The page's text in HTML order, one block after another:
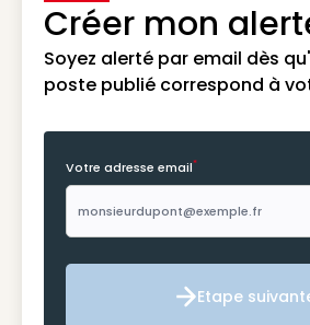
Créer mon
Soyez alerté par email dès
poste publié correspond à
Votre adresse email*
Etape
Etape